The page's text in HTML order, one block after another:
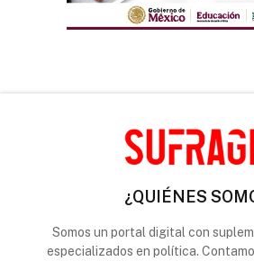
¿QUIÉNES
Somos un portal digital con
especializados en política.